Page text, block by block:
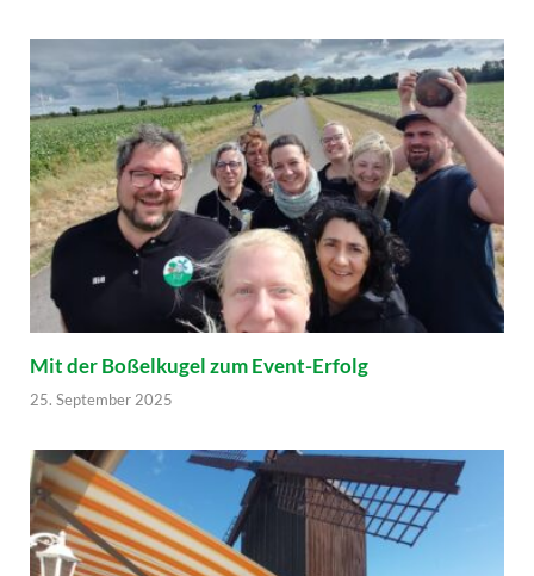
Mit der Boßelkugel zum Event-Erfolg
25. September 2025